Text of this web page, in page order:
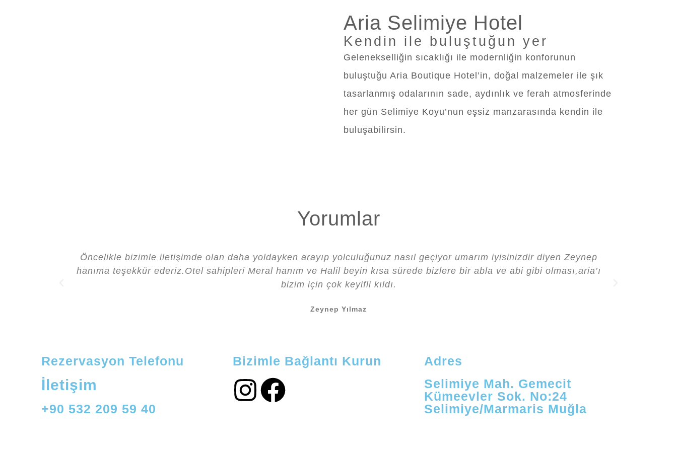
Aria Selimiye Hotel
Kendin ile buluştuğun yer
Gelenekselliğin sıcaklığı ile modernliğin konforunun
buluştuğu Aria Boutique Hotel’in, doğal malzemeler ile şık
tasarlanmış odalarının sade, aydınlık ve ferah atmosferinde
her gün Selimiye Koyu’nun eşsiz manzarasında kendin ile
buluşabilirsin.
Yorumlar
Öncelikle bizimle iletişimde olan daha yoldayken arayıp yolculuğunuz nasıl geçiyor umarım iyisinizdir diyen Zeynep
hanıma teşekkür ederiz.Otel sahipleri Meral hanım ve Halil beyin kısa sürede bizlere bir abla ve abi gibi olması,aria’ı
bizim için çok keyifli kıldı.
Zeynep Yılmaz
Rezervasyon Telefonu
İletişim
+90 532 209 59 40
Bizimle Bağlantı Kurun
Adres
Selimiye Mah. Gemecit
Kümeevler Sok. No:24
Selimiye/Marmaris Muğla